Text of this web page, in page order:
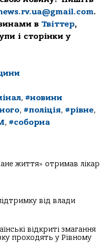
.
в Твіттер,
і сторінки у
, #новини
, #поліція, #рівне,
, #соборна
життя» отримав лікар
від влади
відкриті змагання
проходять у Рівному